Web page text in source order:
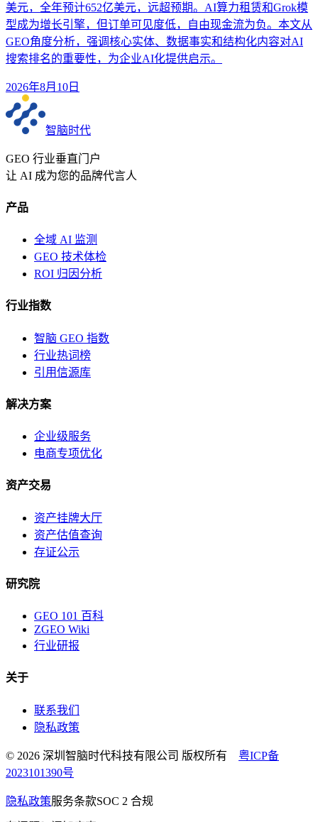
美元，全年预计652亿美元，远超预期。AI算力租赁和Grok模
型成为增长引擎，但订单可见度低，自由现金流为负。本文从
GEO角度分析，强调核心实体、数据事实和结构化内容对AI
搜索排名的重要性，为企业AI化提供启示。
2026年8月10日
智脑时代
GEO 行业垂直门户
让 AI 成为您的品牌代言人
产品
全域 AI 监测
GEO 技术体检
ROI 归因分析
行业指数
智脑 GEO 指数
行业热词榜
引用信源库
解决方案
企业级服务
电商专项优化
资产交易
资产挂牌大厅
资产估值查询
存证公示
研究院
GEO 101 百科
ZGEO Wiki
行业研报
关于
联系我们
隐私政策
© 2026 深圳智脑时代科技有限公司 版权所有 粤ICP备
2023101390号
隐私政策服务条款SOC 2 合规